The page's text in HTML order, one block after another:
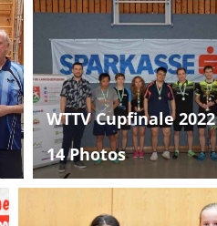
WTTV Cupfinale 2022
14 Photos